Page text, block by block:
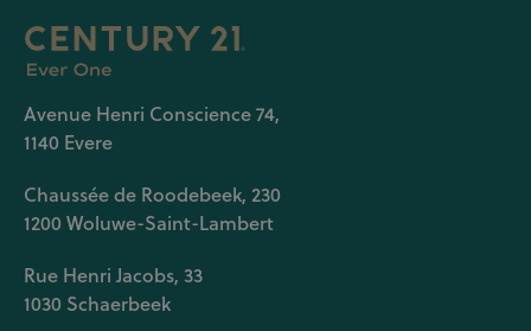
Avenue Henri Conscience 74,
1140 Evere
Chaussée de Roodebeek, 230
1200 Woluwe-Saint-Lambert
Rue Henri Jacobs, 33
1030 Schaerbeek